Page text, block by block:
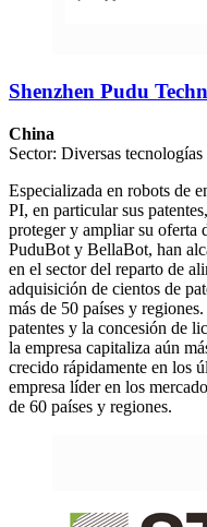
Shenzhen Pudu
China
Sector: Diversas tecnologías
Especializada en robots de
PI, en particular sus
proteger y ampliar su oferta
PuduBot y BellaBot, han
en el sector del reparto de
adquisición de cientos de
más de 50 países y
patentes y la concesión de
la empresa capitaliza aún
crecido rápidamente en los
empresa líder en los
de 60 países y regiones.